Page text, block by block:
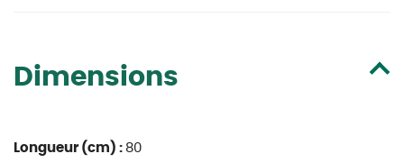
Dimensions
Longueur (cm) : 80